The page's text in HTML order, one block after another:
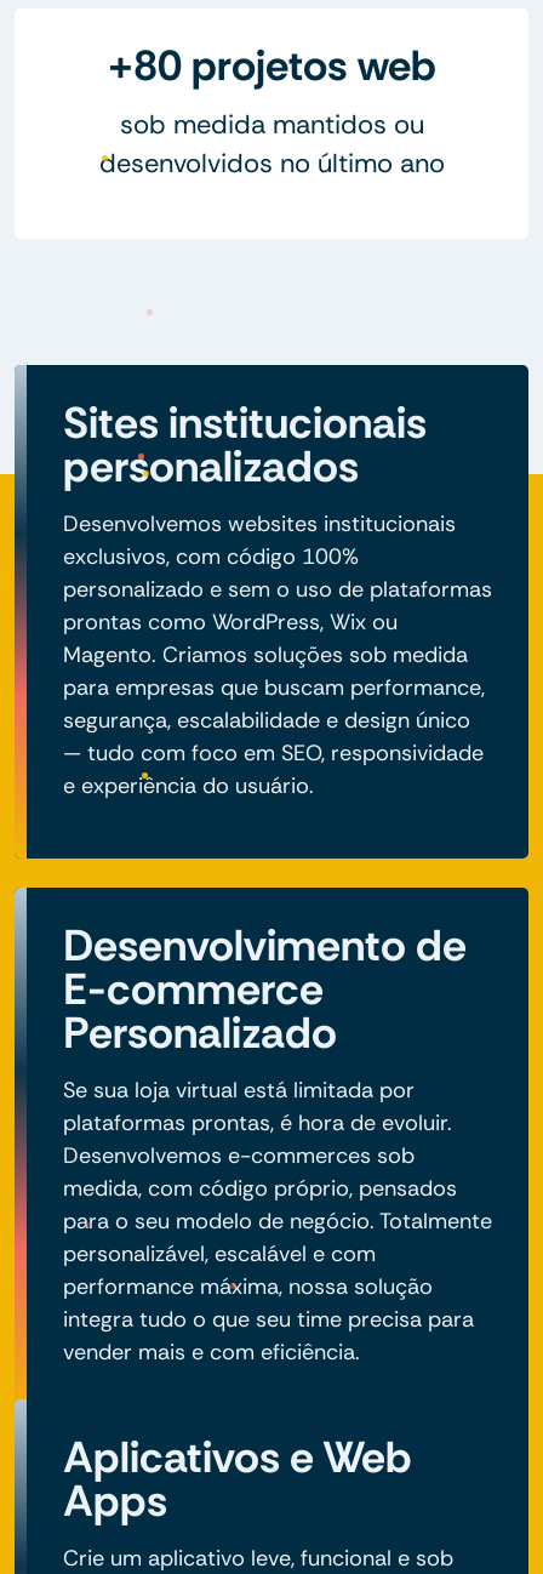
+80 projetos web
sob medida mantidos ou
desenvolvidos no último ano
Sites institucionais
personalizados
Desenvolvemos websites institucionais
exclusivos, com código 100%
personalizado e sem o uso de plataformas
prontas como WordPress, Wix ou
Magento. Criamos soluções sob medida
para empresas que buscam performance,
segurança, escalabilidade e design único
— tudo com foco em SEO, responsividade
e experiência do usuário.
Desenvolvimento de
E-commerce
Personalizado
Se sua loja virtual está limitada por
plataformas prontas, é hora de evoluir.
Desenvolvemos e-commerces sob
medida, com código próprio, pensados
para o seu modelo de negócio. Totalmente
personalizável, escalável e com
performance máxima, nossa solução
integra tudo o que seu time precisa para
vender mais e com eficiência.
Aplicativos e Web
Apps
Crie um aplicativo leve, funcional e sob